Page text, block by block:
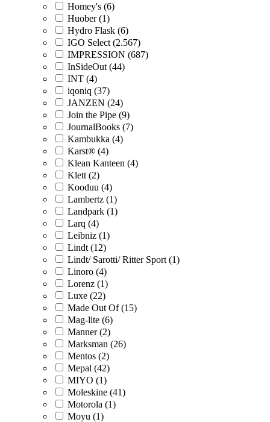
Homey's (6)
Huober (1)
Hydro Flask (6)
IGO Select (2.567)
IMPRESSION (687)
InSideOut (44)
INT (4)
iqoniq (37)
JANZEN (24)
Join the Pipe (9)
JournalBooks (7)
Kambukka (4)
Karst® (4)
Klean Kanteen (4)
Klett (2)
Kooduu (4)
Lambertz (1)
Landpark (1)
Larq (4)
Leibniz (1)
Lindt (12)
Lindt/ Sarotti/ Ritter Sport (1)
Linoro (4)
Lorenz (1)
Luxe (22)
Made Out Of (15)
Mag-lite (6)
Manner (2)
Marksman (26)
Mentos (2)
Mepal (42)
MIYO (1)
Moleskine (41)
Motorola (1)
Moyu (1)